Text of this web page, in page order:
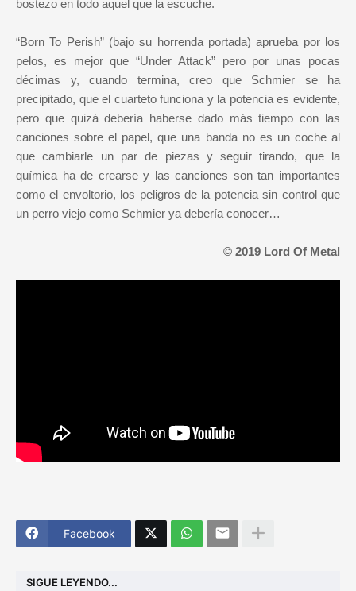
bostezo en todo aquel que la escuche.
“Born To Perish” (bajo su horrenda portada) aprueba por los
pelos, es mejor que “Under Attack” pero por unas pocas
décimas y, cuando termina, creo que Schmier se ha
precipitado, que el cuarteto funciona y la potencia es evidente,
pero que quizá debería haberse dado más tiempo con las
canciones sobre el papel, que una banda no es un coche al
que cambiarle un par de piezas y seguir tirando, que la
química ha de crearse y las canciones son tan importantes
como el envoltorio, los peligros de la potencia sin control que
un perro viejo como Schmier ya debería conocer…
© 2019 Lord Of Metal
Facebook
SIGUE LEYENDO...